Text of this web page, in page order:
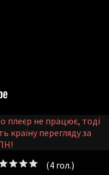
(4гол.)
плеєр не працює, тоді
країну перегляду за